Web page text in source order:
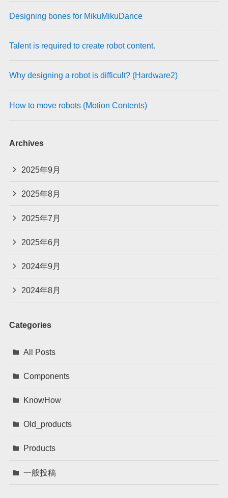
Designing bones for MikuMikuDance
Talent is required to create robot content.
Why designing a robot is difficult? (Hardware2)
How to move robots (Motion Contents)
Archives
2025年9月
2025年8月
2025年7月
2025年6月
2024年9月
2024年8月
Categories
All Posts
Components
KnowHow
Old_products
Products
一般投稿